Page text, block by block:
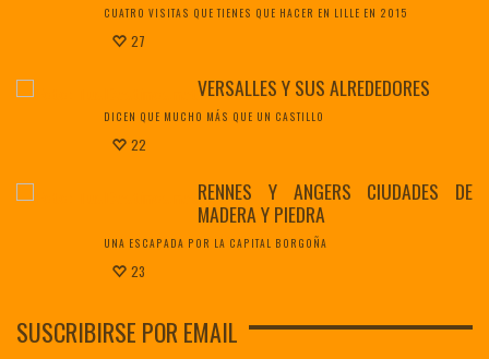
CUATRO VISITAS QUE TIENES QUE HACER EN LILLE EN 2015
27
VERSALLES Y SUS ALREDEDORES
DICEN QUE MUCHO MÁS QUE UN CASTILLO
22
RENNES Y ANGERS CIUDADES DE
MADERA Y PIEDRA
UNA ESCAPADA POR LA CAPITAL BORGOÑA
23
SUSCRIBIRSE POR EMAIL